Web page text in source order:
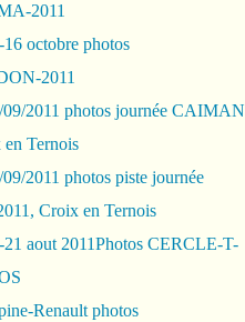
2011
octobre photos
2011
2011 photos journée CAIMAN
Ternois
2011 photos piste journée
Croix en Ternois
aout 2011Photos CERCLE-T-
Renault photos